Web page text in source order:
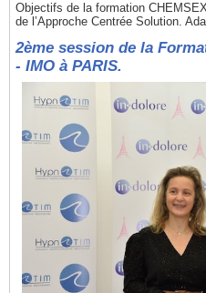
Objectifs de la formation
de l’Approche Centrée Solution.
2ème session de la
- IMO à PARIS.